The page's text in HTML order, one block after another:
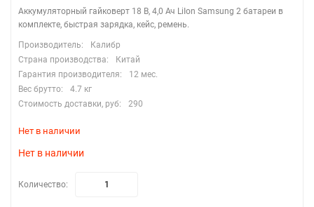
​Аккумуляторный гайковерт 18 В, 4,0 Ач LiIon Samsung 2 батареи в
комплекте, быстрая зарядка, кейс, ремень.
Производитель:
Калибр
Страна производства:
Китай
Гарантия производителя:
12 мес.
Вес брутто:
4.7 кг
Стоимость доставки, руб:
290
Нет в наличии
Нет в наличии
Количество: